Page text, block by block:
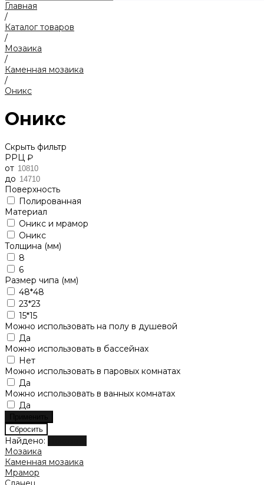
Главная
/
Каталог товаров
/
Мозаика
/
Каменная мозаика
/
Оникс
Оникс
Скрыть фильтр
РРЦ ₽
от
до
Поверхность
Полированная
Материал
Оникс и мрамор
Оникс
Толщина (мм)
8
6
Размер чипа (мм)
48*48
23*23
15*15
Можно использовать на полу в душевой
Да
Можно использовать в бассейнах
Нет
Можно использовать в паровых комнатах
Да
Можно использовать в ванных комнатах
Да
Найдено:
Мозаика
Каменная мозаика
Мрамор